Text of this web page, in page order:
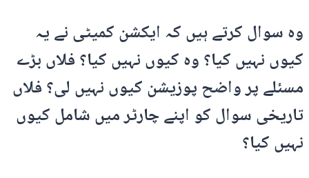
وہ سوال کرتے ہیں کہ ایکشن کمیٹی نے یہ
کیوں نہیں کیا؟ وہ کیوں نہیں کیا؟ فلاں بڑے
مسئلے پر واضح پوزیشن کیوں نہیں لی؟ فلاں
تاریخی سوال کو اپنے چارٹر میں شامل کیوں
نہیں کیا؟